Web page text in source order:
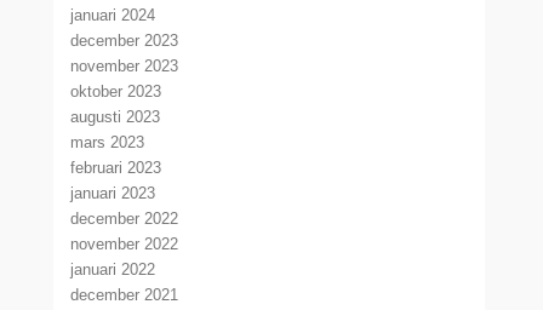
januari 2024
december 2023
november 2023
oktober 2023
augusti 2023
mars 2023
februari 2023
januari 2023
december 2022
november 2022
januari 2022
december 2021